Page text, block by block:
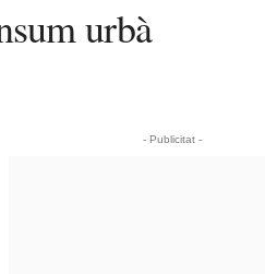
urbà
- Publicitat -